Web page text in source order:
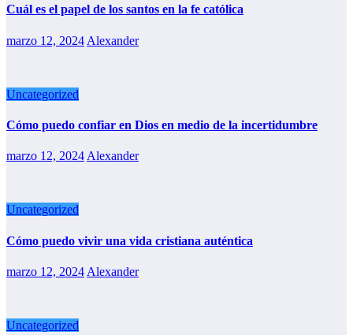
Cuál es el papel de los santos en la fe católica
marzo 12, 2024 Alexander
Uncategorized
Cómo puedo confiar en Dios en medio de la incertidumbre
marzo 12, 2024 Alexander
Uncategorized
Cómo puedo vivir una vida cristiana auténtica
marzo 12, 2024 Alexander
Uncategorized